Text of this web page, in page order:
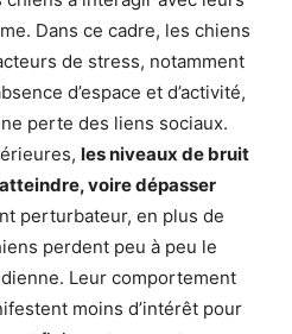
Dans ce cadre, les chiens
de stress, notamment
d’espace et d’activité,
perte des liens sociaux.
les niveaux de bruit
voire dépasser
perturbateur, en plus de
perdent peu à peu le
Leur comportement
moins d’intérêt pour